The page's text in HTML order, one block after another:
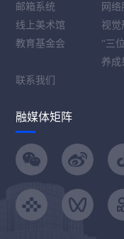
邮箱系统
网络
线上美术馆
视觉
教育基金会
“三
养成
联系我们
融媒体矩阵